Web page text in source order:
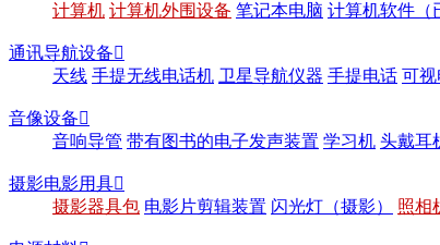
计算机 计算机外围设备 笔记本电脑 计算机软件（
通讯导航设备
天线 手提无线电话机 卫星导航仪器 手提电话 可
音像设备
音响导管 带有图书的电子发声装置 学习机 头戴耳
摄影电影用具
摄影器具包 电影片剪辑装置 闪光灯（摄影） 照相